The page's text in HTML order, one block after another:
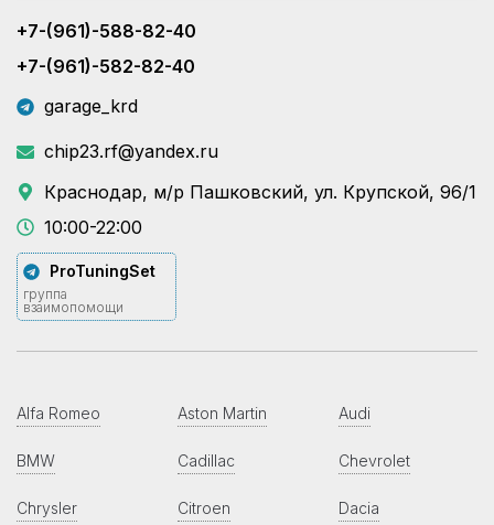
+7-(961)-588-82-40
+7-(961)-582-82-40
garage_krd
chip23.rf@yandex.ru
Краснодар, м/р Пашковский, ул. Крупской, 96/1
10:00-22:00
ProTuningSet
группа
взаимопомощи
Alfa Romeo Aston Martin Audi
BMW Cadillac Chevrolet
Chrysler Citroen Dacia